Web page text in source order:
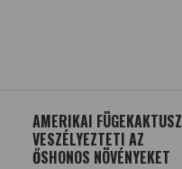
AMERIKAI FÜGEKAKTUSZ
VESZÉLYEZTETI AZ
ŐSHONOS NÖVÉNYEKET